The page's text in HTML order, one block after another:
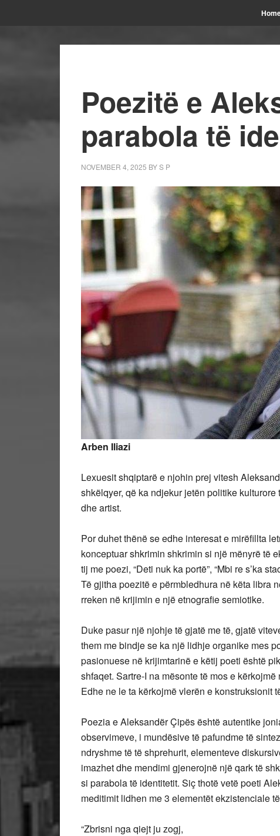
Poezitë e
parabola të
NOVEMBER 4, 2025 BYS P
Arben Iliazi
Lexuesit shqiptarë e njohin prej vitesh
shkëlqyer, që ka ndjekur jetën politike
dhe artist.
Por duhet thënë se edhe interesat e mirëfillta
konceptuar shkrimin shkrimin si një mënyrë të
tij me poezi, “Deti nuk ka portë”, “Mbi re s’ka
Të gjitha poezitë e përmbledhura në këta libra
rreken në krijimin e një etnografie semiotike.
Duke pasur një njohje të gjatë me të, gjatë
them me bindje se ka një lidhje organike mes
pasionuese në krijimtarinë e këtij poeti është
shfaqet. Sartre-I na mësonte të mos e
Edhe ne le ta kërkojmë vlerën e konstruksionit
Poezia e Aleksandër Çipës është autentike
observimeve, i mundësive të pafundme të
ndryshme të të shprehurit, elementeve
imazhet dhe mendimi gjenerojnë një qark të
si parabola të identitetit. Siç thotë vetë poeti
meditimit lidhen me 3 elementët ekzistenciale
“Zbrisni nga qiejt ju zogj,